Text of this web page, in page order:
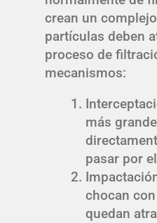
crean un
partículas deben
proceso de
mecanismos:
más
pasar por
chocan
quedan